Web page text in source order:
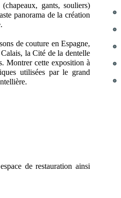
gants, souliers)
panorama de la création
de couture en Espagne,
la Cité de la dentelle
Montrer cette exposition à
utilisées par le grand
de restauration ainsi